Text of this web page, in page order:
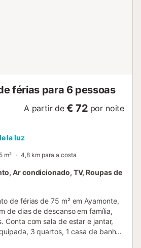
férias para 6 pessoas
A partir de € 72 por noite
la luz
m² 4,8 km para a costa
Ar condicionado, TV, Roupas de
de férias de 75 m² em Ayamonte,
de dias de descanso em família,
Conta com sala de estar e jantar,
3 quartos, 1 casa de banho